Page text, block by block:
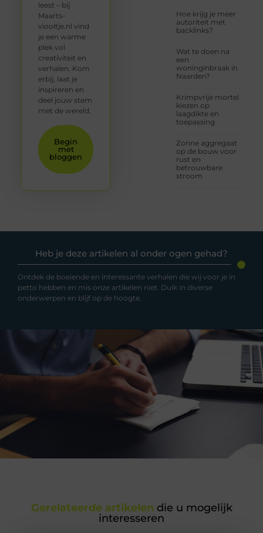
Hoe krijg je meer
autoriteit met
backlinks?
Wat te doen na
een
woninginbraak in
Naarden?
Krimpvrije mortel
kiezen op
laagdikte en
toepassing
Zonne aggregaat
op de bouw voor
rust en
betrouwbare
stroom
leest – bij
Maarts-
viooltje.nl vind
je een warme
plek vol
creativiteit en
verhalen. Kom
erbij, laat je
inspireren en
deel jouw stem
met de wereld.
Begin
met
bloggen
Heb je deze artikelen al onder ogen gehad?
Ontdek de boeiende en interessante verhalen die wij voor je in
petto hebben en mis onze artikelen niet. Duik in diverse
onderwerpen en blijf op de hoogte.
Gerelateerde artikelen die u mogelijk
interesseren